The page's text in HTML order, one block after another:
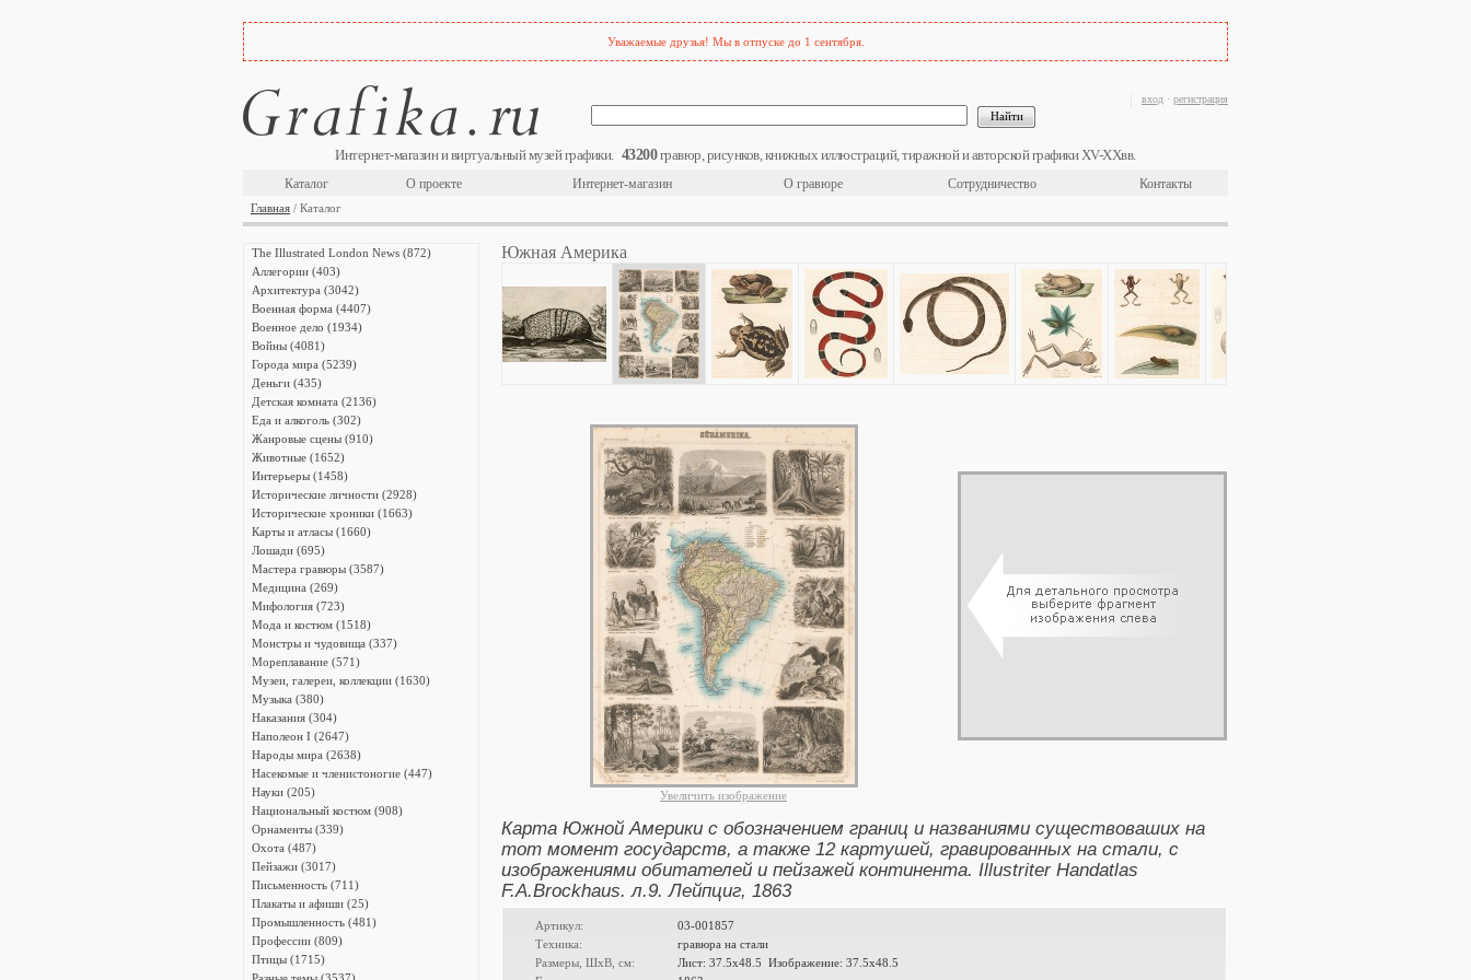
Уважаемые друзья! Мы в отпуске до 1 сентября.
вход · регистрация
Интернет-магазин и виртуальный музей графики. 43200гравюр, рисунков, книжных иллюстраций, тиражной и авторской графики XV-XXвв.
Каталог О проекте Интернет-магазин О гравюре Сотрудничество Контакты
Главная / Каталог
The Illustrated London News (872)
Аллегории (403)
Архитектура (3042)
Военная форма (4407)
Военное дело (1934)
Войны (4081)
Города мира (5239)
Деньги (435)
Детская комната (2136)
Еда и алкоголь (302)
Жанровые сцены (910)
Животные (1652)
Интерьеры (1458)
Исторические личности (2928)
Исторические хроники (1663)
Карты и атласы (1660)
Лошади (695)
Мастера гравюры (3587)
Медицина (269)
Мифология (723)
Мода и костюм (1518)
Монстры и чудовища (337)
Мореплавание (571)
Музеи, галереи, коллекции (1630)
Музыка (380)
Наказания (304)
Наполеон I (2647)
Народы мира (2638)
Насекомые и членистоногие (447)
Науки (205)
Национальный костюм (908)
Орнаменты (339)
Охота (487)
Пейзажи (3017)
Письменность (711)
Плакаты и афиши (25)
Промышленность (481)
Профессии (809)
Птицы (1715)
Южная Америка
Увеличить изображение
Карта Южной Америки с обозначением границ и названиями существоваших на
тот момент государств, а также 12 картушей, гравированных на стали, с
изображениями обитателей и пейзажей континента. Illustriter Handatlas
F.A.Brockhaus. л.9. Лейпциг, 1863
Артикул:
03-001857
Техника:
гравюра на стали
Размеры, ШxВ, см:
Лист: 37.5x48.5 Изображение: 37.5x48.5